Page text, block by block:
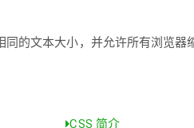
的文本大小，并允许所有浏览器
CSS 简介